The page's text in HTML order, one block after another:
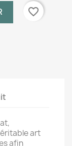
favorite_border
art
afin